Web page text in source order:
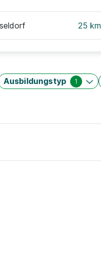
25 km
Ausbildungstyp 1